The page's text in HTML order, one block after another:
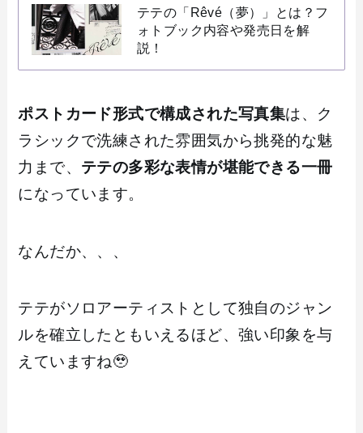
テテの「Rêvé（夢）」とは？フ
ォトブック内容や発売日を解
説！
ポストカード形式で構成された写真集は、ク
ラシックで洗練された雰囲気から挑発的な魅
力まで、 テテの多彩な表情が堪能できる一冊
になっています。
なんだか、、、
テテがソロアーティストとして独自のジャン
ルを確立したともいえるほど、強い印象を与
えていますね🥹